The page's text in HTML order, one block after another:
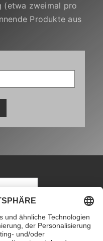
(etwa zweimal pro
Produkte aus
| Wüstenbuch 26